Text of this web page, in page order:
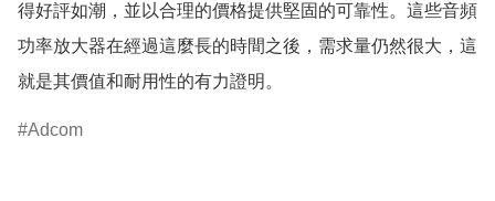
得好評如潮，並以合理的價格提供堅固的可靠性。這些音頻
功率放大器在經過這麼長的時間之後，需求量仍然很大，這
就是其價值和耐用性的有力證明。
Adcom